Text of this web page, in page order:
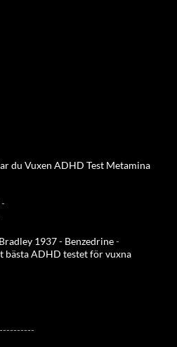
du Vuxen ADHD Test Metamina
-
1937 - Benzedrine-
bästa ADHD testet för vuxna